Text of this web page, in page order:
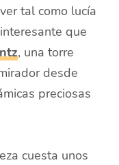
tal como lucía
que
, una torre
desde
preciosas
cuesta unos